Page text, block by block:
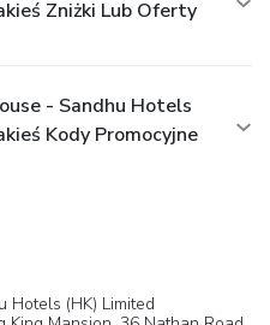
Zniżki Lub Oferty
- Sandhu Hotels
Kody Promocyjne
(HK) Limited